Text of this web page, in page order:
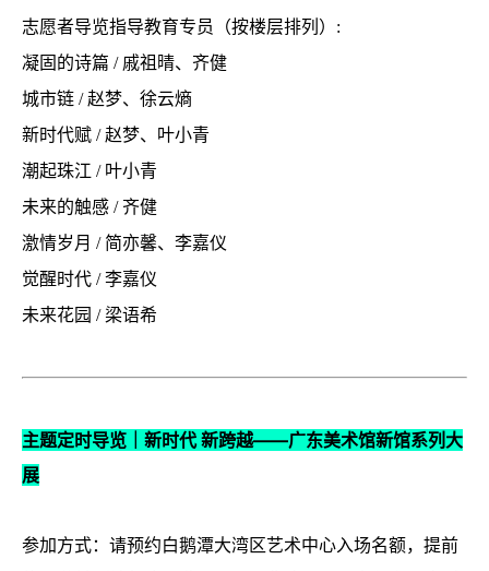
志愿者导览指导教育专员（按楼层排列）:
凝固的诗篇 / 戚祖晴、齐健
城市链 / 赵梦、徐云熵
新时代赋 / 赵梦、叶小青
潮起珠江 / 叶小青
未来的触感 / 齐健
激情岁月 / 简亦馨、李嘉仪
觉醒时代 / 李嘉仪
未来花园 / 梁语希
主题定时导览｜新时代 新跨越——广东美术馆新馆系列大
展
参加方式：请预约白鹅潭大湾区艺术中心入场名额，提前